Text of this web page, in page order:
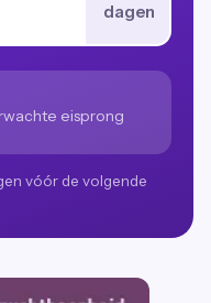
dagen
eisprong
vóór de volgende